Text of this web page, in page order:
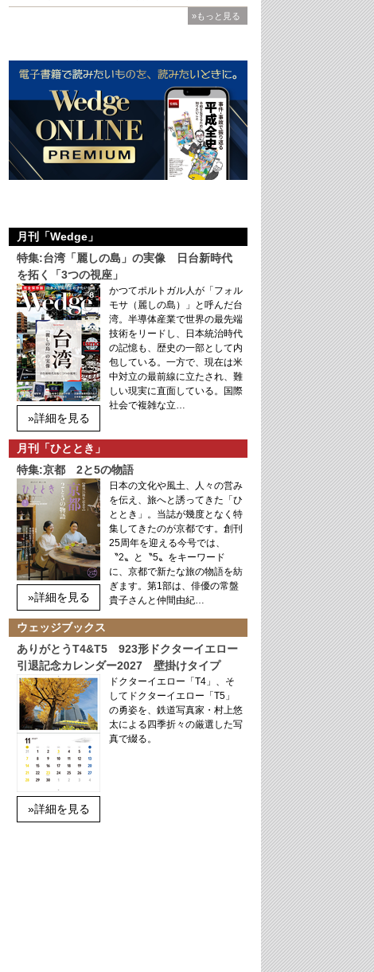
»もっと見る
月刊「Wedge」
特集:台湾「麗しの島」の実像 日台新時代
を拓く「3つの視座」
»詳細を見る
かつてポルトガル人が「フォル
モサ（麗しの島）」と呼んだ台
湾。半導体産業で世界の最先端
技術をリードし、日本統治時代
の記憶も、歴史の一部として内
包している。一方で、現在は米
中対立の最前線に立たされ、難
しい現実に直面している。国際
社会で複雑な立…
月刊「ひととき」
特集:京都 2と5の物語
»詳細を見る
日本の文化や風土、人々の営み
を伝え、旅へと誘ってきた「ひ
ととき」。当誌が幾度となく特
集してきたのが京都です。創刊
25周年を迎える今号では、
〝2〟と〝5〟をキーワード
に、京都で新たな旅の物語を紡
ぎます。第1部は、俳優の常盤
貴子さんと仲間由紀…
ウェッジブックス
ありがとうT4&T5 923形ドクターイエロー
引退記念カレンダー2027 壁掛けタイプ
»詳細を見る
ドクターイエロー「T4」、そ
してドクターイエロー「T5」
の勇姿を、鉄道写真家・村上悠
太による四季折々の厳選した写
真で綴る。